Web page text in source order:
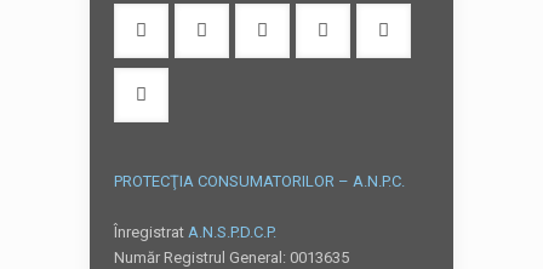
PROTECŢIA CONSUMATORILOR – A.N.P.C.
Înregistrat A.N.S.P.D.C.P.
Număr Registrul General: 0013635